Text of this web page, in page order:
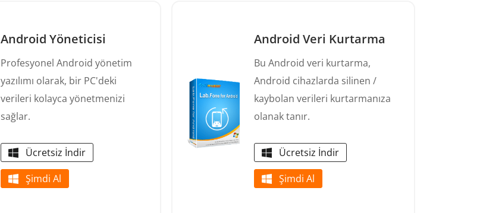
Android Yöneticisi
Profesyonel Android yönetim
yazılımı olarak, bir PC'deki
verileri kolayca yönetmenizi
sağlar.
Ücretsiz İndir
Şimdi Al
Android Veri Kurtarma
Bu Android veri kurtarma,
Android cihazlarda silinen /
kaybolan verileri kurtarmanıza
olanak tanır.
Ücretsiz İndir
Şimdi Al